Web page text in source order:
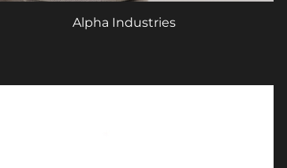
Alpha Industries